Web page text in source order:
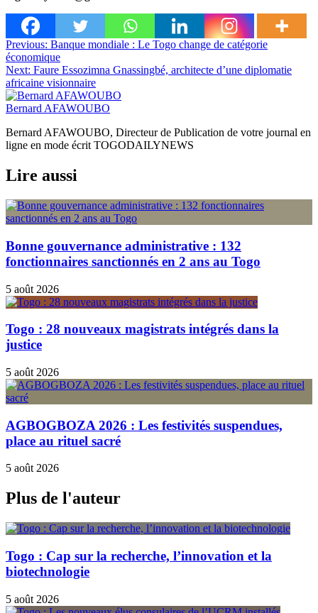
Navigation
de
l’article
Previous: Banque mondiale : Le Togo change de catégorie
économique
Next: Faure Essozimna Gnassingbé, architecte d’une diplomatie
africaine visionnaire
Bernard AFAWOUBO
Bernard AFAWOUBO, Directeur de Publication de votre journal en
ligne en mode écrit TOGODAILYNEWS
Lire aussi
Bonne gouvernance administrative : 132
fonctionnaires sanctionnés en 2 ans au Togo
5 août 2026
Togo : 28 nouveaux magistrats intégrés dans la
justice
5 août 2026
AGBOGBOZA 2026 : Les festivités suspendues,
place au rituel sacré
5 août 2026
Plus de l'auteur
Togo : Cap sur la recherche, l’innovation et la
biotechnologie
5 août 2026